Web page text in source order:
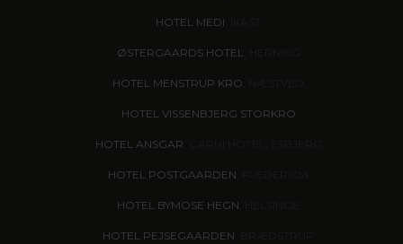
HOTEL MEDI
ØSTERGAARDS HOTEL, HERNING
HOTEL MENSTRUP KRO
HOTEL VISSENBJERG STORKRO
HOTEL ANSGAR
HOTEL POSTGAARDEN
HOTEL BYMOSE HEGN
HOTEL PEJSEGAARDEN